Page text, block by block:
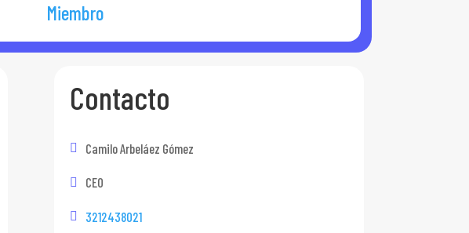
Miembro
Contacto
Camilo Arbeláez Gómez
CEO
3212438021